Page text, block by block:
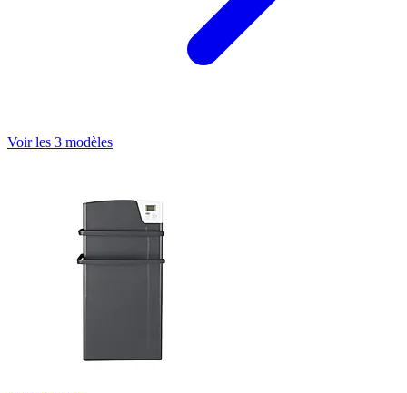
Voir les 3 modèles